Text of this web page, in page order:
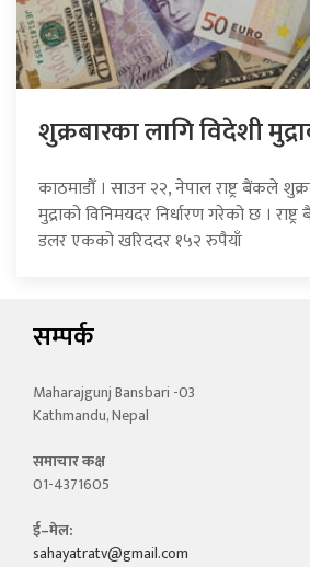
शुक्रबारका लागि विदेशी
काठमाडौँ । साउन २२, नेपाल राष्ट्र बैंकले
मुद्राको विनिमयदर निर्धारण गरेको छ ।
डलर एकको खरिददर १५२ रुपैयाँ
सम्पर्क
Maharajgunj Bansbari -03
Kathmandu, Nepal
समाचार कक्ष
01-4371605
ई–मेल:
sahayatratv@gmail.com